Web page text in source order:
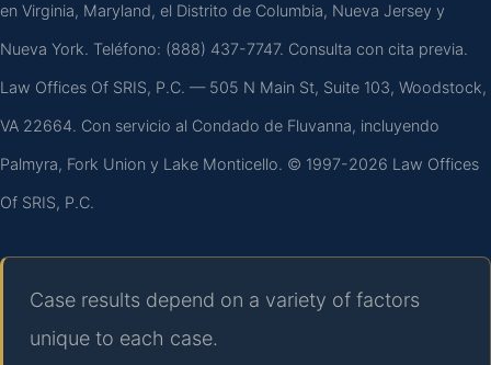
en Virginia, Maryland, el Distrito de Columbia, Nueva Jersey y
Nueva York. Teléfono: (888) 437-7747. Consulta con cita previa.
Law Offices Of SRIS, P.C. — 505 N Main St, Suite 103, Woodstock,
VA 22664. Con servicio al Condado de Fluvanna, incluyendo
Palmyra, Fork Union y Lake Monticello. © 1997-2026 Law Offices
Of SRIS, P.C.
Case results depend on a variety of factors
unique to each case.